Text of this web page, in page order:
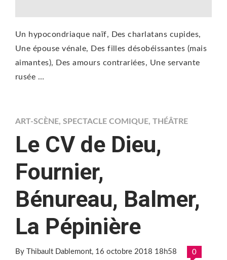
Un hypocondriaque naïf, Des charlatans cupides,
Une épouse vénale, Des filles désobéissantes (mais
aimantes), Des amours contrariées, Une servante
rusée …
ART-SCÈNE, SPECTACLE COMIQUE, THÉÂTRE
Le CV de Dieu,
Fournier,
Bénureau, Balmer,
La Pépinière
By Thibault Dablemont, 16 octobre 2018 18h58
0